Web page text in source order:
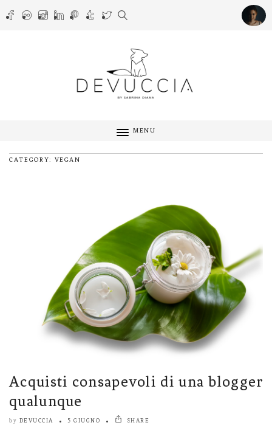
MENU
CATEGORY: VEGAN
Acquisti consapevoli di una blogger
qualunque
by DEVUCCIA 5 GIUGNO SHARE